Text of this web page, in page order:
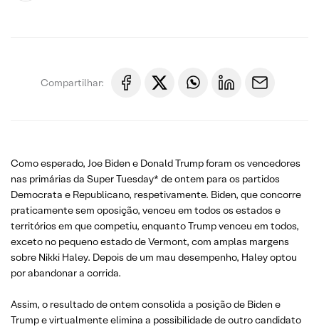
Compartilhar:
Como esperado, Joe Biden e Donald Trump foram os vencedores
nas primárias da Super Tuesday* de ontem para os partidos
Democrata e Republicano, respetivamente. Biden, que concorre
praticamente sem oposição, venceu em todos os estados e
territórios em que competiu, enquanto Trump venceu em todos,
exceto no pequeno estado de Vermont, com amplas margens
sobre Nikki Haley. Depois de um mau desempenho, Haley optou
por abandonar a corrida.
Assim, o resultado de ontem consolida a posição de Biden e
Trump e virtualmente elimina a possibilidade de outro candidato